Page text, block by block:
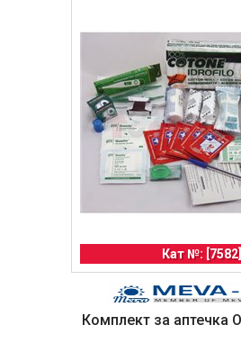
Кат №: [7582]
Комплект за аптечка